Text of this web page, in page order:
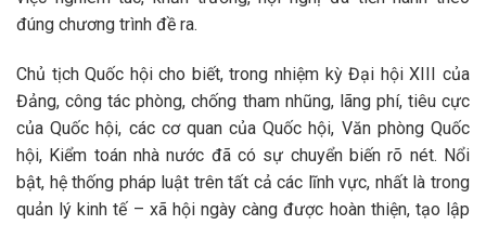
đúng chương trình đề ra.
Chủ tịch Quốc hội cho biết, trong nhiệm kỳ Đại hội XIII của
Đảng, công tác phòng, chống tham nhũng, lãng phí, tiêu cực
của Quốc hội, các cơ quan của Quốc hội, Văn phòng Quốc
hội, Kiểm toán nhà nước đã có sự chuyển biến rõ nét. Nổi
bật, hệ thống pháp luật trên tất cả các lĩnh vực, nhất là trong
quản lý kinh tế – xã hội ngày càng được hoàn thiện, tạo lập